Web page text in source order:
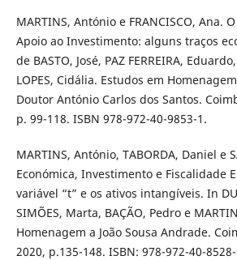
MARTINS, António e FRANCISCO, Ana.
Apoio ao Investimento: alguns traços
de BASTO, José, PAZ FERREIRA,
LOPES, Cidália. Estudos em
Doutor António Carlos dos Santos.
p. 99-118. ISBN 978-972-40-9853-1.
MARTINS, António, TABORDA, Daniel e
Económica, Investimento e Fiscalidade
variável “t” e os ativos intangíveis. In
SIMÕES, Marta, BAÇÃO, Pedro e
Homenagem a João Sousa Andrade.
2020, p.135-148. ISBN: 978-972-40-